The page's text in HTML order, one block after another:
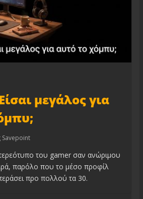
μεγάλος για
Savepoint
του gamer σαν ανώριμου
παρόλο που το μέσο προφίλ
προ πολλού τα 30.